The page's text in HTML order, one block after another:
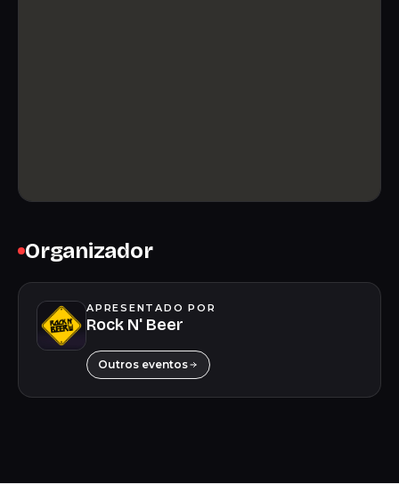
Organizador
APRESENTADO POR
Rock N' Beer
Outros eventos